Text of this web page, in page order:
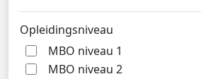
Opleidingsniveau
MBO niveau 1
MBO niveau 2